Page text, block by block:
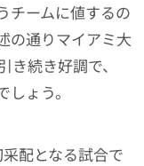
チームに値するの
の通りマイアミ大
き続き好調で、
ょう。
配となる試合で